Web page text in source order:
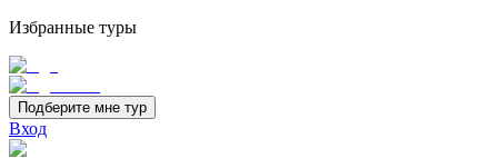
Избранные туры
Подберите мне тур
Вход